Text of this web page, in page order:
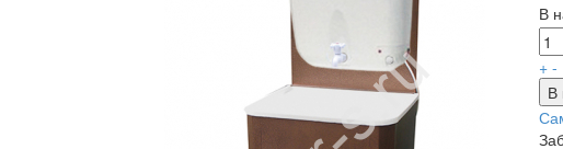
В
+ -
В